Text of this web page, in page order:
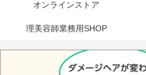
オンラインストア
理美容師業務用SHOP